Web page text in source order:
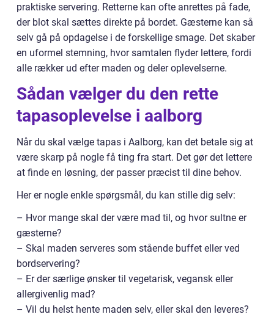
praktiske servering. Retterne kan ofte anrettes på fade,
der blot skal sættes direkte på bordet. Gæsterne kan så
selv gå på opdagelse i de forskellige smage. Det skaber
en uformel stemning, hvor samtalen flyder lettere, fordi
alle rækker ud efter maden og deler oplevelserne.
Sådan vælger du den rette
tapasoplevelse i aalborg
Når du skal vælge tapas i Aalborg, kan det betale sig at
være skarp på nogle få ting fra start. Det gør det lettere
at finde en løsning, der passer præcist til dine behov.
Her er nogle enkle spørgsmål, du kan stille dig selv:
– Hvor mange skal der være mad til, og hvor sultne er
gæsterne?
– Skal maden serveres som stående buffet eller ved
bordservering?
– Er der særlige ønsker til vegetarisk, vegansk eller
allergivenlig mad?
– Vil du helst hente maden selv, eller skal den leveres?